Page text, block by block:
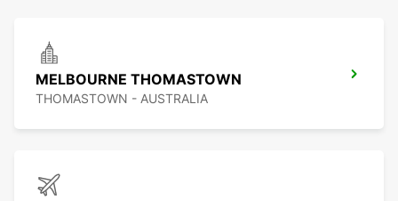
MELBOURNE THOMASTOWN
THOMASTOWN - AUSTRALIA